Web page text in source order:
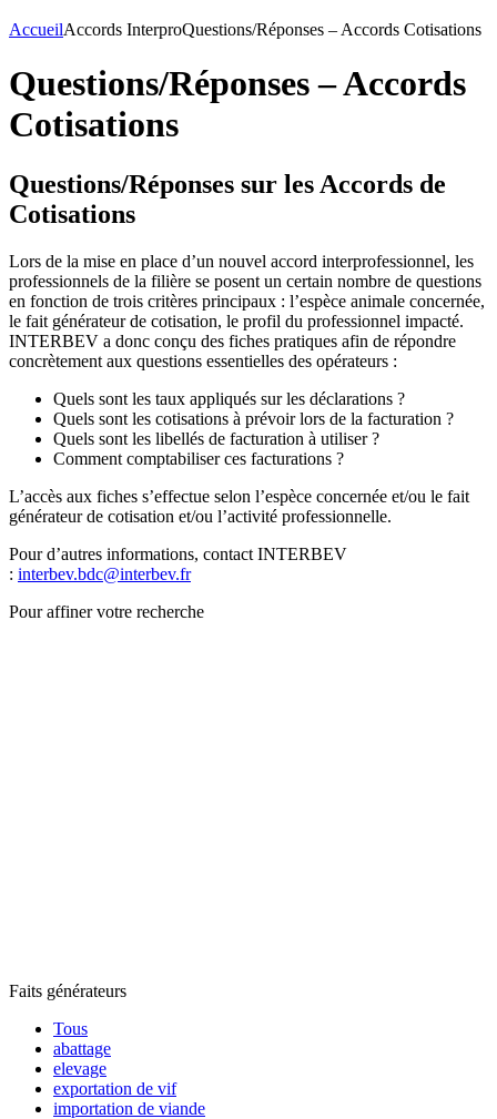
AccueilAccords InterproQuestions/Réponses – Accords Cotisations
Questions/Réponses – Accords
Cotisations
Questions/Réponses sur les Accords de
Cotisations
Lors de la mise en place d’un nouvel accord interprofessionnel, les
professionnels de la filière se posent un certain nombre de questions
en fonction de trois critères principaux : l’espèce animale concernée,
le fait générateur de cotisation, le profil du professionnel impacté.
INTERBEV a donc conçu des fiches pratiques afin de répondre
concrètement aux questions essentielles des opérateurs :
Quels sont les taux appliqués sur les déclarations ?
Quels sont les cotisations à prévoir lors de la facturation ?
Quels sont les libellés de facturation à utiliser ?
Comment comptabiliser ces facturations ?
L’accès aux fiches s’effectue selon l’espèce concernée et/ou le fait
générateur de cotisation et/ou l’activité professionnelle.
Pour d’autres informations, contact INTERBEV
: interbev.bdc@interbev.fr
Pour affiner votre recherche
Faits générateurs
Tous
abattage
elevage
exportation de vif
importation de viande